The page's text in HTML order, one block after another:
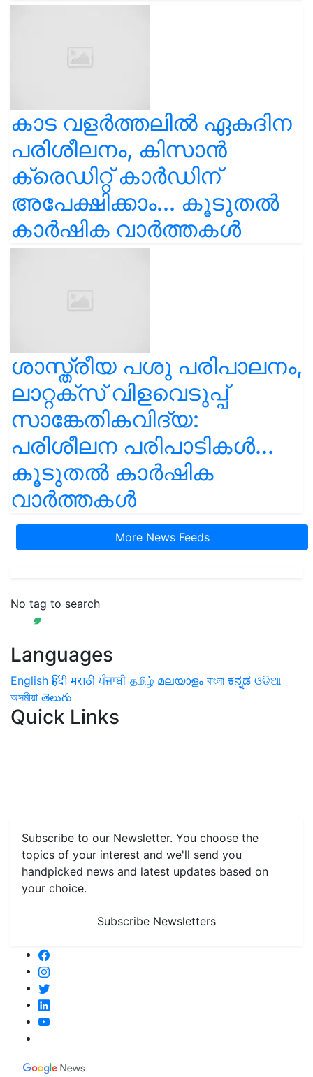
കാട വളര്‍ത്തലിൽ ഏകദിന
പരിശീലനം, കിസാൻ
ക്രെഡിറ്റ് കാർഡിന്
അപേക്ഷിക്കാം... കൂടുതൽ
കാർഷിക വാർത്തകൾ
ശാസ്ത്രീയ പശു പരിപാലനം,
ലാറ്റക്സ് വിളവെടുപ്പ്
സാങ്കേതികവിദ്യ:
പരിശീലന പരിപാടികൾ...
കൂടുതൽ കാർഷിക
വാർത്തകൾ
More News Feeds
No tag to search
Languages
English हिंदी मराठी ਪੰਜਾਬੀ தமிழ் മലയാളം বাংলা ಕನ್ನಡ ଓଡିଆ
অসমীয়া తెలుగు
Quick Links
Subscribe to our Newsletter. You choose the
topics of your interest and we'll send you
handpicked news and latest updates based on
your choice.
Subscribe Newsletters